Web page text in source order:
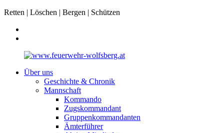
Retten | Löschen | Bergen | Schützen
Über uns
Geschichte & Chronik
Mannschaft
Kommando
Zugskommandant
Gruppenkommandanten
Ämterführer